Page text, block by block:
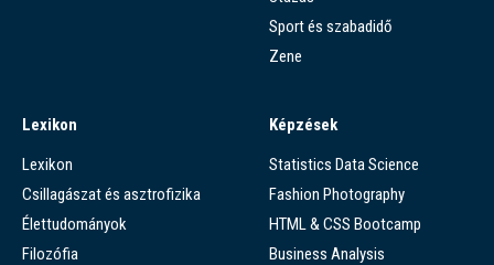
Sport és szabadidő
Zene
Lexikon
Lexikon
Csillagászat és asztrofizika
Élettudományok
Filozófia
Képzések
Statistics Data Science
Fashion Photography
HTML & CSS Bootcamp
Business Analysis